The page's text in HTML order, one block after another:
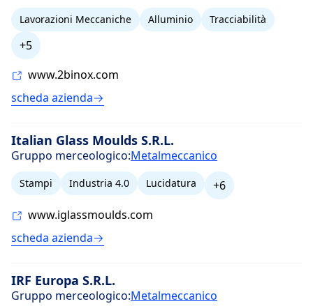
Lavorazioni Meccaniche Alluminio Tracciabilità
+5
www.2binox.com
scheda azienda
Italian Glass Moulds S.R.L.
Gruppo merceologico:Metalmeccanico
Stampi Industria 4.0 Lucidatura
+6
www.iglassmoulds.com
scheda azienda
IRF Europa S.R.L.
Gruppo merceologico:Metalmeccanico